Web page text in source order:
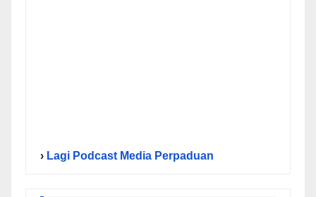
› Lagi Podcast Media Perpaduan